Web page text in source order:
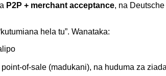
P2P + merchant acceptance, na
hela tu”. Wanataka:
of-sale (madukani), na huduma za